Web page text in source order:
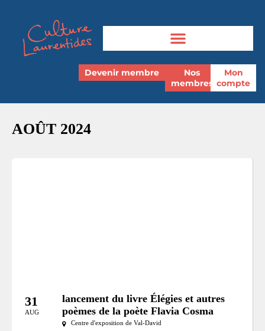
Devenir membre
Nos
membres
Mon
compte
AOÛT 2024
31
AUG
lancement du livre Élégies et autres
poèmes de la poète Flavia Cosma
Centre d'exposition de Val-David